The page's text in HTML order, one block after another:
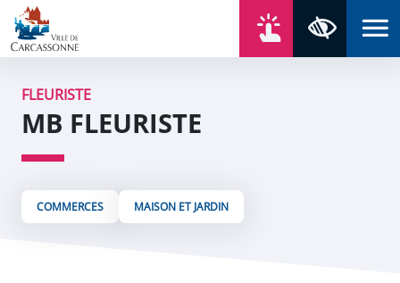
Aller au contenu
Aller au menu
Aller au plan du site
Aller à la recherche
FLEURISTE
MB FLEURISTE
COMMERCES MAISON ET JARDIN
Panneau de gestion des cookies